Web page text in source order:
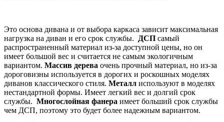
Это основа дивана и от выбора каркаса зависит максимальная
нагрузка на диван и его срок службы.
ДСП самый
распространенный материал из-за доступной цены, но он
имеет большой вес и считается не самым экологичным
вариантом. Массив дерева очень прочный материал, но из-за
дороговизны используется в дорогих и роскошных моделях
диванов классического стиля. Металл используют в моделях
нестандартной формы. Имеет легкий вес и долгий срок
службы. Многослойная фанера имеет больший срок службы
чем ДСП, поэтому это будет более надежным вариантом.